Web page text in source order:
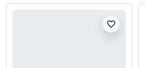
favorite_border